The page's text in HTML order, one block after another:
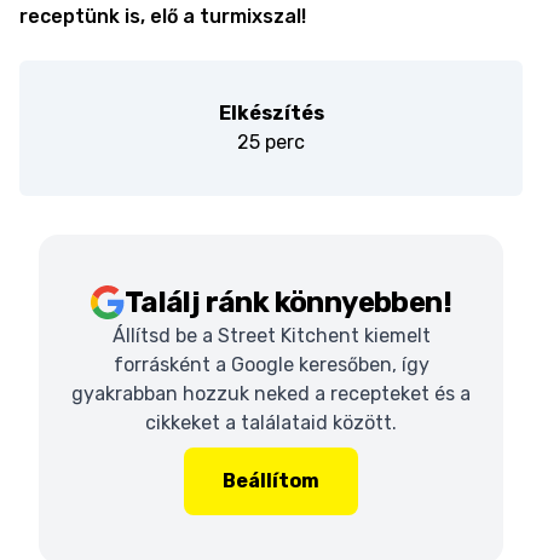
receptünk is, elő a turmixszal!
Elkészítés
25 perc
Találj ránk könnyebben!
Állítsd be a Street Kitchent kiemelt
forrásként a Google keresőben, így
gyakrabban hozzuk neked a recepteket és a
cikkeket a találataid között.
Beállítom